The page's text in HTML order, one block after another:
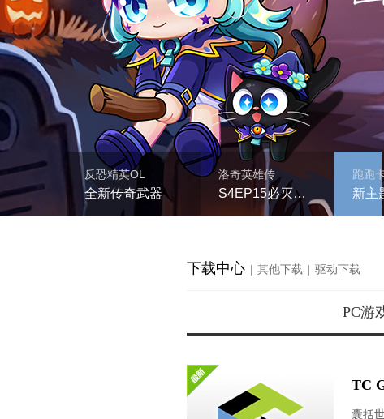
下载中心 其他下载 驱动下载
PC游
TC
囊括